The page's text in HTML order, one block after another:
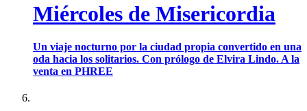
Miércoles de Misericordia
Un viaje nocturno por la ciudad propia convertido en una
oda hacia los solitarios. Con prólogo de Elvira Lindo. A la
venta en PHREE